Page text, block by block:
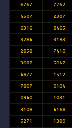
6767
7762
4507
2307
6316
8465
3284
3193
2858
7410
3087
5047
4877
1512
7807
9104
0940
1031
3108
4168
5271
1389